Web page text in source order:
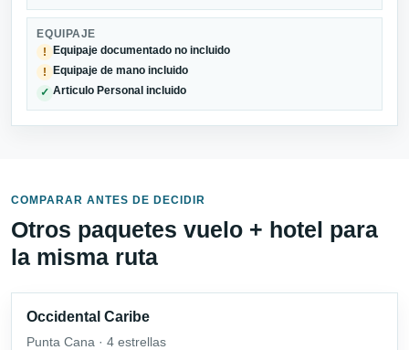
EQUIPAJE
!
Equipaje documentado no incluido
! Equipaje de mano incluido
✓ Articulo Personal incluido
COMPARAR ANTES DE DECIDIR
Otros paquetes vuelo + hotel para
la misma ruta
Occidental Caribe
Punta Cana · 4 estrellas